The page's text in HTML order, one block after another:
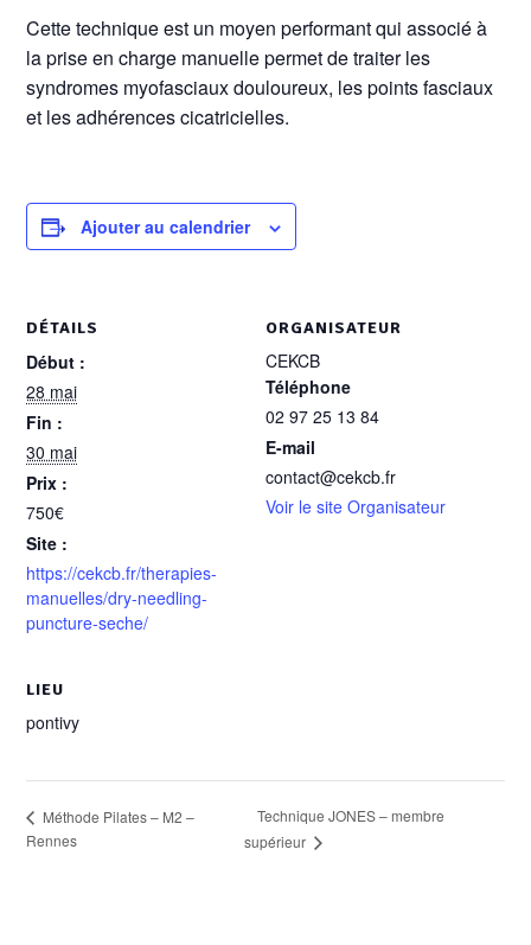
Cette technique est un moyen performant qui associé à
la prise en charge manuelle permet de traiter les
syndromes myofasciaux douloureux, les points fasciaux
et les adhérences cicatricielles.
Ajouter au calendrier
DÉTAILS
Début :
28 mai
Fin :
30 mai
Prix :
750€
Site :
https://cekcb.fr/therapies-
manuelles/dry-needling-
puncture-seche/
ORGANISATEUR
CEKCB
Téléphone
02 97 25 13 84
E-mail
contact@cekcb.fr
Voir le site Organisateur
LIEU
pontivy
Méthode Pilates – M2 –
Rennes
Technique JONES – membre
supérieur